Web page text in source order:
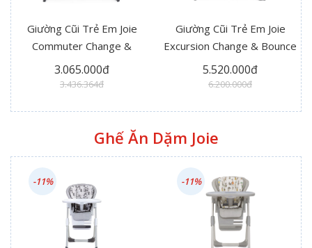
Giường Cũi Trẻ Em Joie
Commuter Change &
Snooze Linen Gray
3.065.000đ
3.436.364đ
Giường Cũi Trẻ Em Joie
Excursion Change & Bounce
In The Rain
5.520.000đ
6.200.000đ
Ghế Ăn Dặm Joie
-11% -11%